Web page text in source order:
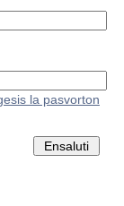
la pasvorton